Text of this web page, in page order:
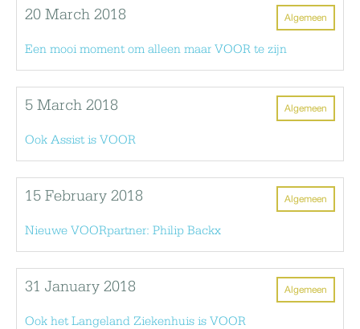
Algemeen
20 March 2018
Een mooi moment om alleen maar VOOR te zijn
Algemeen
5 March 2018
Ook Assist is VOOR
Algemeen
15 February 2018
Nieuwe VOORpartner: Philip Backx
Algemeen
31 January 2018
Ook het Langeland Ziekenhuis is VOOR